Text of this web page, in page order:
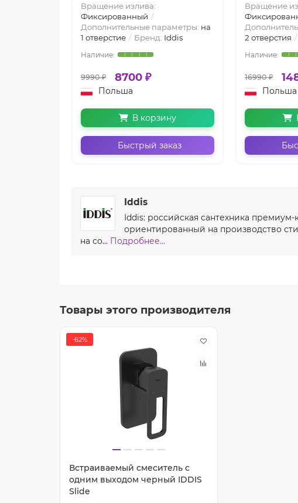
Вращение излива:
Фиксированный
Дополнительные параметры: на
1 отверстие
Бренд: Iddis
9990 ₽ 8700 ₽
Польша
В корзину
Быстрый заказ
Вращение
2 отверстия
16990 ₽
Польша
Iddis
Iddis: российская сантехника
ориентированный на производство
на со... Подробнее...
Товары этого производителя
-62%
Встраиваемый смеситель с
одним выходом черный IDDIS
Slide